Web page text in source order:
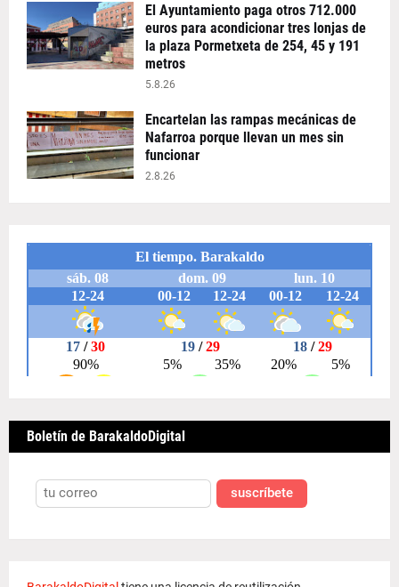
El Ayuntamiento paga otros 712.000
euros para acondicionar tres lonjas de
la plaza Pormetxeta de 254, 45 y 191
metros
5.8.26
Encartelan las rampas mecánicas de
Nafarroa porque llevan un mes sin
funcionar
2.8.26
Boletín de BarakaldoDigital
suscríbete